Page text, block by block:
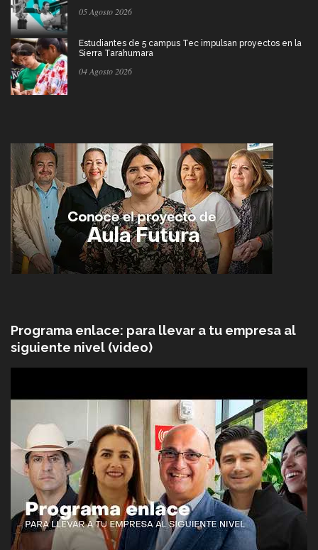
05 Agosto 2026
Estudiantes de 5 campus Tec impulsan proyectos en la
Sierra Tarahumara
04 Agosto 2026
Programa enlace: para llevar a tu empresa al
siguiente nivel (video)